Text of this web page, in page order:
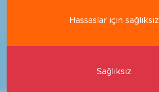
Hassaslar için sağlıksız
Sağlıksız